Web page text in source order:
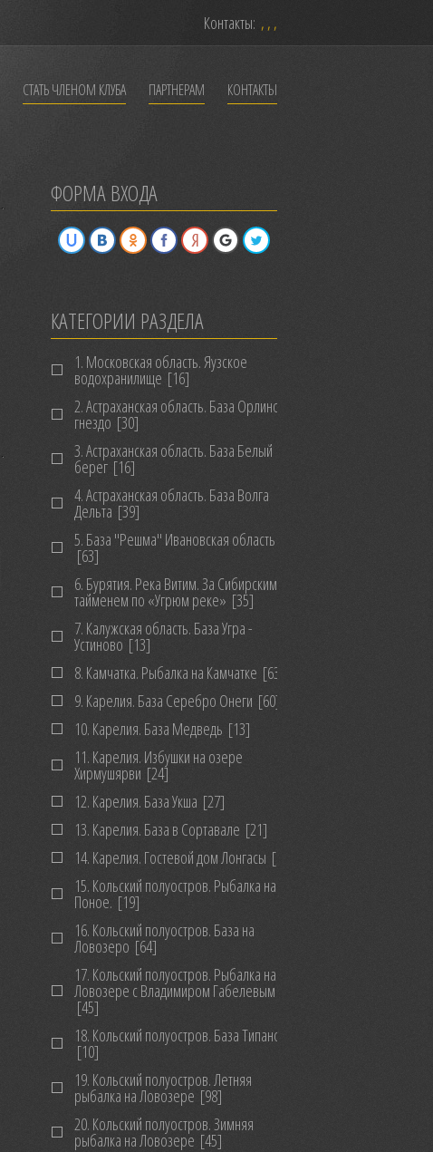
Контакты: , , ,
СТАТЬ ЧЛЕНОМ КЛУБА ПАРТНЕРАМ КОНТАКТЫ
ФОРМА ВХОДА
КАТЕГОРИИ РАЗДЕЛА
1. Московская область. Яузское
водохранилище [16]
2. Астраханская область. База Орлиное
гнездо [30]
3. Астраханская область. База Белый
берег [16]
4. Астраханская область. База Волга
Дельта [39]
5. База "Решма" Ивановская область
[63]
6. Бурятия. Река Витим. За Сибирским
тайменем по «Угрюм реке» [35]
7. Калужская область. База Угра -
Устиново [13]
8. Камчатка. Рыбалка на Камчатке [63]
9. Карелия. База Серебро Онеги [60]
10. Карелия. База Медведь [13]
11. Карелия. Избушки на озере
Хирмушярви [24]
12. Карелия. База Укша [27]
13. Карелия. База в Сортавале [21]
14. Карелия. Гостевой дом Лонгасы [10]
15. Кольский полуостров. Рыбалка на
Поное. [19]
16. Кольский полуостров. База на
Ловозеро [64]
17. Кольский полуостров. Рыбалка на
Ловозере с Владимиром Габелевым
[45]
18. Кольский полуостров. База Типановка
[10]
19. Кольский полуостров. Летняя
рыбалка на Ловозере [98]
20. Кольский полуостров. Зимняя
рыбалка на Ловозере [45]